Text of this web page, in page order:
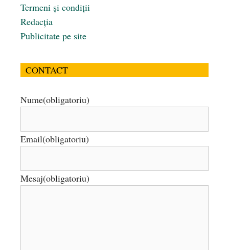
Termeni și condiții
Redacția
Publicitate pe site
CONTACT
Nume(obligatoriu)
Email(obligatoriu)
Mesaj(obligatoriu)